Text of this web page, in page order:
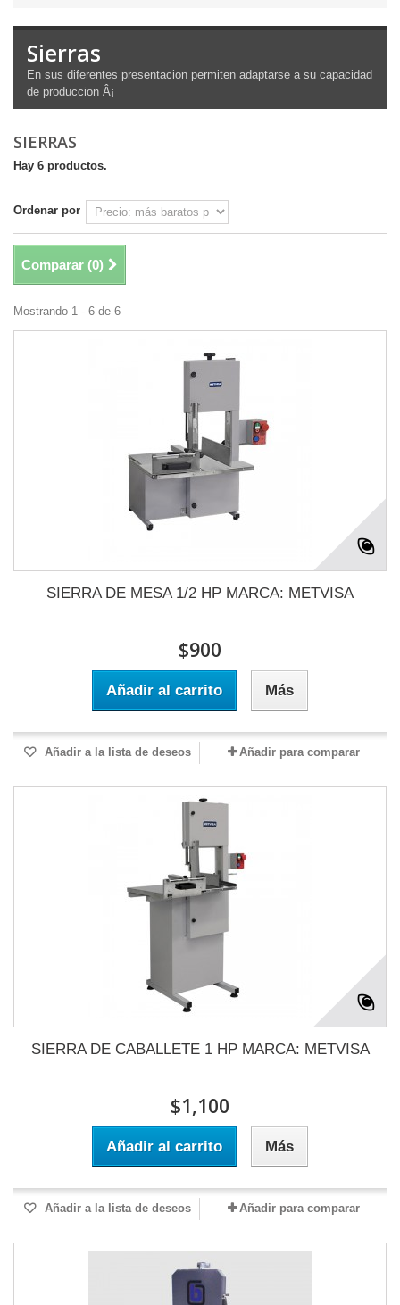
Sierras
En sus diferentes presentacion permiten adaptarse a su capacidad
de produccion Â¡
SIERRAS
Hay 6 productos.
Ordenar por
Comparar (0)
Mostrando 1 - 6 de 6
SIERRA DE MESA 1/2 HP MARCA: METVISA
$900
Añadir al carrito Más
Añadir a la lista de deseos Añadir para comparar
SIERRA DE CABALLETE 1 HP MARCA: METVISA
$1,100
Añadir al carrito Más
Añadir a la lista de deseos Añadir para comparar